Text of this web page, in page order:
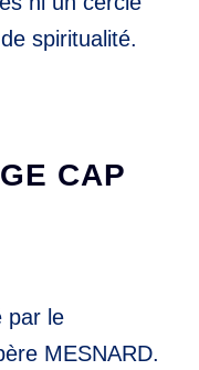
spiritualité.
CAP
par le
MESNARD.